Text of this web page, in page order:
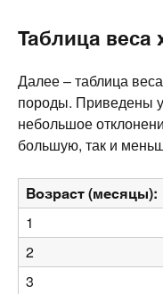
Таблица веса
Далее – таблица
породы. Приведены
небольшое
большую, так и
Возраст (месяцы):
1
2
3